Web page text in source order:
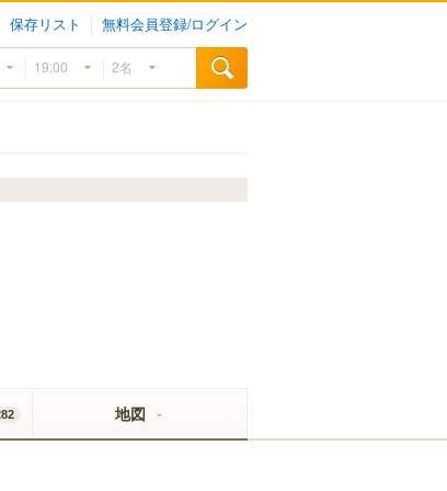
保存リスト 無料会員登録/ログイン
地図